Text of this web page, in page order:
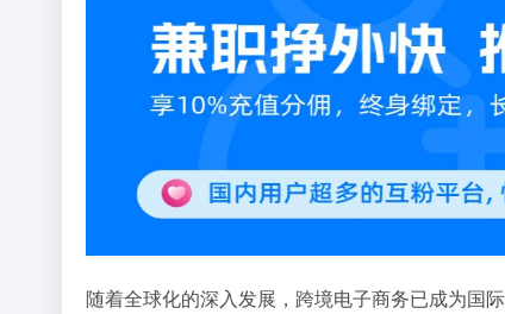
随着全球化的深入发展，跨境电子商务已成为国